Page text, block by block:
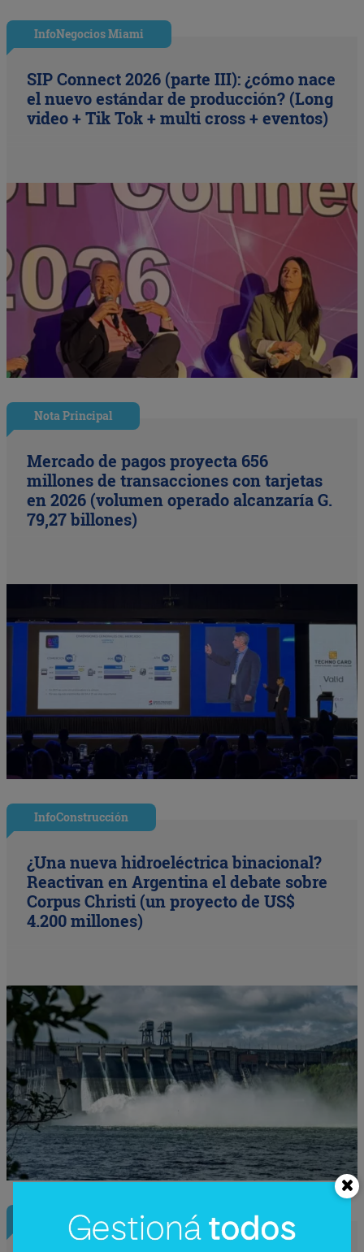
InfoNegocios Miami
SIP Connect 2026 (parte III): ¿cómo nace
el nuevo estándar de producción? (Long
video + Tik Tok + multi cross + eventos)
Nota Principal
Mercado de pagos proyecta 656
millones de transacciones con tarjetas
en 2026 (volumen operado alcanzaría G.
79,27 billones)
InfoConstrucción
¿Una nueva hidroeléctrica binacional?
Reactivan en Argentina el debate sobre
Corpus Christi (un proyecto de US$
4.200 millones)
InfoNegocios Miami